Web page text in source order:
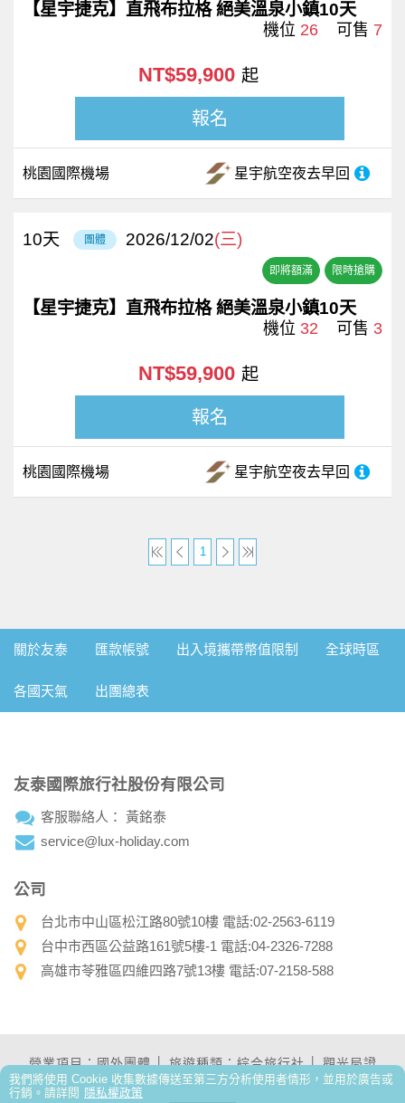
我們將使用 Cookie 收集數據傳送至第三方分析使用者情形，並用於廣告或
行銷。請詳閱 隱私權政策
【星宇捷克】直飛布拉格 絕美溫泉小鎮10天
機位 26 可售 7
桃園國際機場 星宇航空夜去早回
NT$59,900 起
報名
即將額滿 限時搶購
團體 2026/12/02(三)
10天
【星宇捷克】直飛布拉格 絕美溫泉小鎮10天
機位 32 可售 3
桃園國際機場 星宇航空夜去早回
NT$59,900 起
報名
1
關於友泰 匯款帳號 出入境攜帶幣值限制 全球時區
各國天氣 出團總表
友泰國際旅行社股份有限公司
客服聯絡人： 黃銘泰
service@lux-holiday.com
公司
台北市中山區松江路80號10樓 電話:02-2563-6119
台中市西區公益路161號5樓-1 電話:04-2326-7288
高雄市苓雅區四維四路7號13樓 電話:07-2158-588
營業項目：國外團體 │ 旅遊種類：綜合旅行社 │ 觀光局證
號：交觀綜2175 │ 品保證號：品保北1605